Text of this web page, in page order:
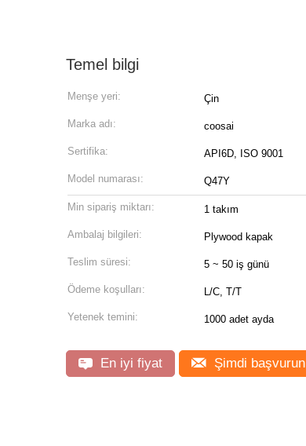
Temel bilgi
Menşe yeri: Çin
Marka adı: coosai
Sertifika: API6D, ISO 9001
Model numarası: Q47Y
Min sipariş miktarı: 1 takım
Ambalaj bilgileri: Plywood kapak
Teslim süresi: 5 ~ 50 iş günü
Ödeme koşulları: L/C, T/T
Yetenek temini: 1000 adet ayda
En iyi fiyat Şimdi başvurun